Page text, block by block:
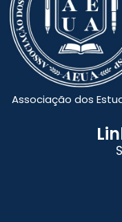
Associação dos